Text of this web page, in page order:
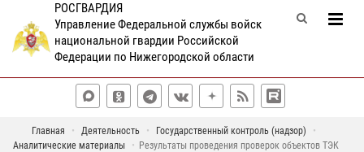
РОСГВАРДИЯ
Управление Федеральной службы войск
национальной гвардии Российской
Федерации по Нижегородской области
Главная Деятельность
Государственный контроль (надзор)
Аналитические материалы
Результаты проведения проверок объектов ТЭК